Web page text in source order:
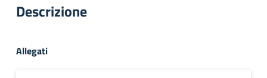
Descrizione
Allegati